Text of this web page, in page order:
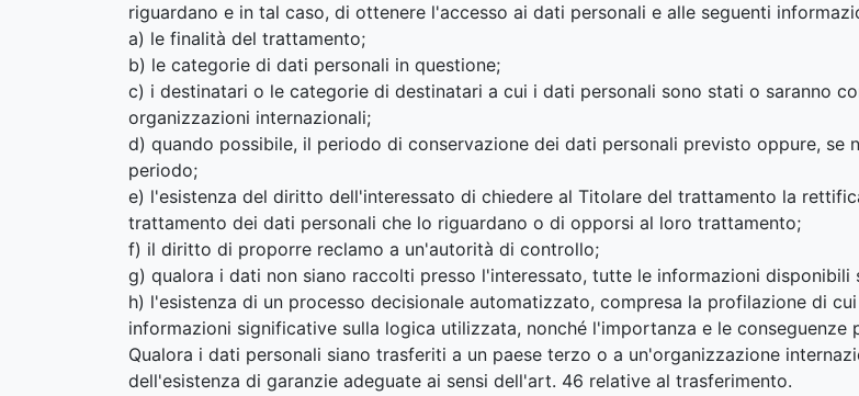
riguardano e in tal caso, di ottenere l'accesso ai dati personali e alle seguenti
a) le finalità del trattamento;
b) le categorie di dati personali in questione;
c) i destinatari o le categorie di destinatari a cui i dati personali sono stati o saranno
organizzazioni internazionali;
d) quando possibile, il periodo di conservazione dei dati personali previsto oppure,
periodo;
e) l'esistenza del diritto dell'interessato di chiedere al Titolare del trattamento la
trattamento dei dati personali che lo riguardano o di opporsi al loro trattamento;
f) il diritto di proporre reclamo a un'autorità di controllo;
g) qualora i dati non siano raccolti presso l'interessato, tutte le informazioni disponibili
h) l'esistenza di un processo decisionale automatizzato, compresa la profilazione di
informazioni significative sulla logica utilizzata, nonché l'importanza e le
Qualora i dati personali siano trasferiti a un paese terzo o a un'organizzazione
dell'esistenza di garanzie adeguate ai sensi dell'art. 46 relative al trasferimento.